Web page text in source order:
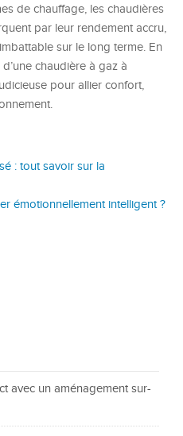
de chauffage, les chaudières
par leur rendement accru,
imbattable sur le long terme. En
chaudière à gaz à
pour allier confort,
: tout savoir sur la
émotionnellement intelligent ?
avec un aménagement sur-